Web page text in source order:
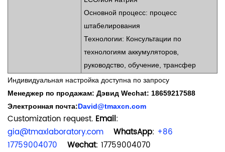
Основной процесс: процесс
штабелирования
Технологии: Консультации по
технологиям аккумуляторов,
руководство, обучение, трансфер
Индивидуальная настройка доступна по запросу
Менеджер по продажам: Дэвид Wechat: 18659217588
Электронная почта:David@tmaxcn.com
Customization request. Email:
gia@tmaxlaboratory.com
WhatsApp: +86
17759004070
Wechat: 17759004070